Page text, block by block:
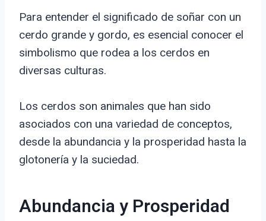
Para entender el significado de soñar con un
cerdo grande y gordo, es esencial conocer el
simbolismo que rodea a los cerdos en
diversas culturas.
Los cerdos son animales que han sido
asociados con una variedad de conceptos,
desde la abundancia y la prosperidad hasta la
glotonería y la suciedad.
Abundancia y Prosperidad